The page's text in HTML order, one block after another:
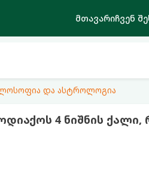
მთავარიჩვენ
და ასტროლოგია
4 ნიშნის